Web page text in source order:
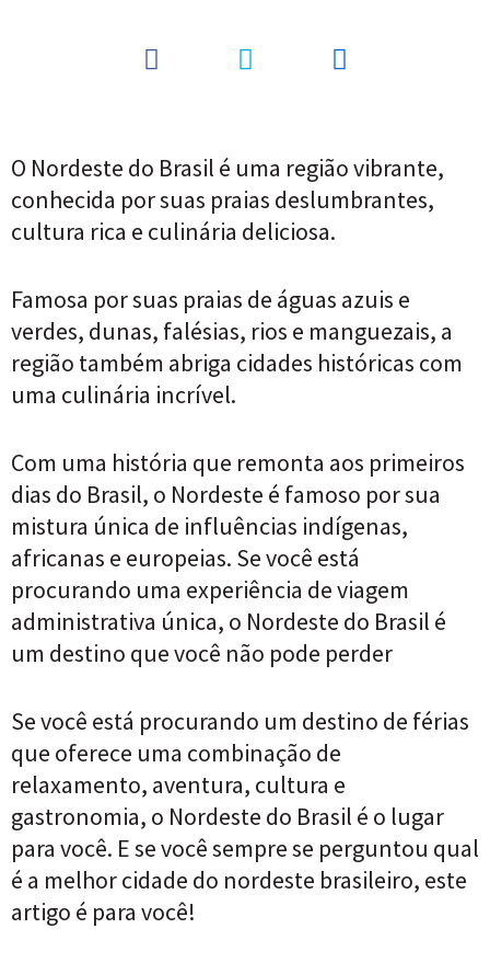
O Nordeste do Brasil é uma região vibrante,
conhecida por suas praias deslumbrantes,
cultura rica e culinária deliciosa.
Famosa por suas praias de águas azuis e
verdes, dunas, falésias, rios e manguezais, a
região também abriga cidades históricas com
uma culinária incrível.
Com uma história que remonta aos primeiros
dias do Brasil, o Nordeste é famoso por sua
mistura única de influências indígenas,
africanas e europeias. Se você está
procurando uma experiência de viagem
administrativa única, o Nordeste do Brasil é
um destino que você não pode perder
Se você está procurando um destino de férias
que oferece uma combinação de
relaxamento, aventura, cultura e
gastronomia, o Nordeste do Brasil é o lugar
para você. E se você sempre se perguntou qual
é a melhor cidade do nordeste brasileiro, este
artigo é para você!